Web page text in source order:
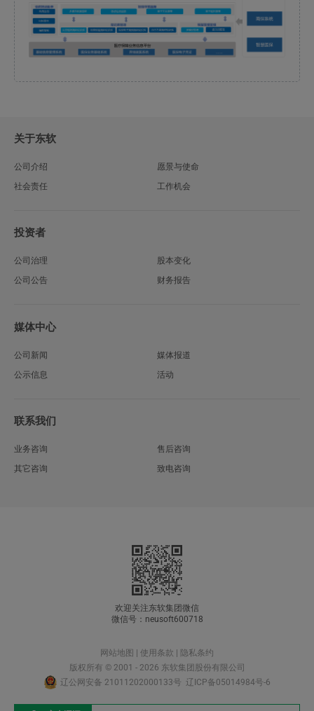
关于东软
公司介绍
愿景与使命
社会责任
工作机会
投资者
公司治理
股本变化
公司公告
财务报告
媒体中心
公司新闻
媒体报道
公示信息
活动
联系我们
业务咨询
售后咨询
其它咨询
致电咨询
欢迎关注东软集团微信
微信号：neusoft600718
网站地图 | 使用条款 | 隐私条约
版权所有 © 2001 - 2026 东软集团股份有限公司
辽公网安备 21011202000133号 辽ICP备05014984号-6